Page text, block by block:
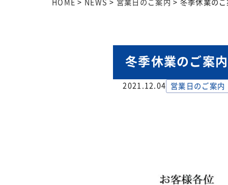
冬季休業のご案内
2021.12.04 営業日のご案内